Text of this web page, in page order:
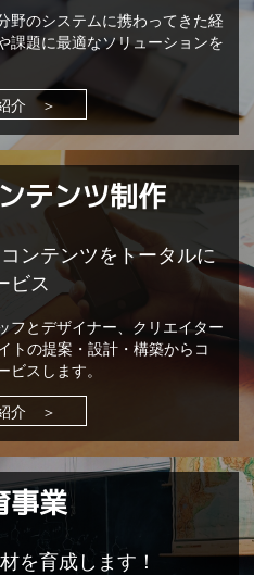
野のシステムに携わってきた経
課題に最適なソリューションを
介 ＞
テンツ制作
ンテンツをトータルに
ビス
フとデザイナー、クリエイター
トの提案・設計・構築からコ
スします。
介 ＞
事業
を育成します！